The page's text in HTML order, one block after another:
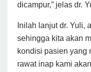
dicampur,” jelas dr.
Inilah lanjut dr. Yuli,
sehingga kita akan
kondisi pasien yang
rawat inap kami